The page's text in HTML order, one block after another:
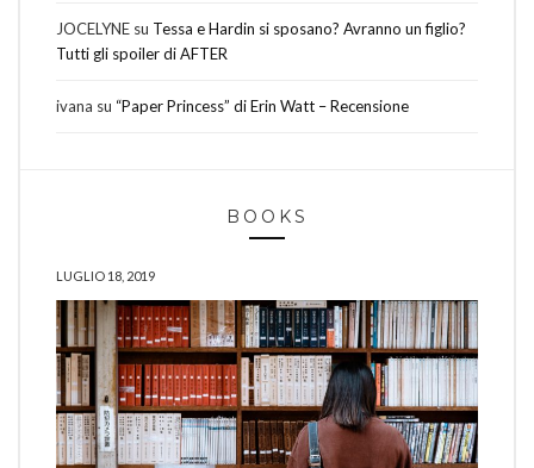
JOCELYNE su Tessa e Hardin si sposano? Avranno un figlio?
Tutti gli spoiler di AFTER
ivana su “Paper Princess” di Erin Watt – Recensione
BOOKS
LUGLIO 18, 2019